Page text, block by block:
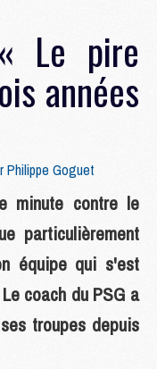
Le pire
années
Philippe Goguet
minute contre le
particulièrement
équipe qui s'est
coach du PSG a
troupes depuis